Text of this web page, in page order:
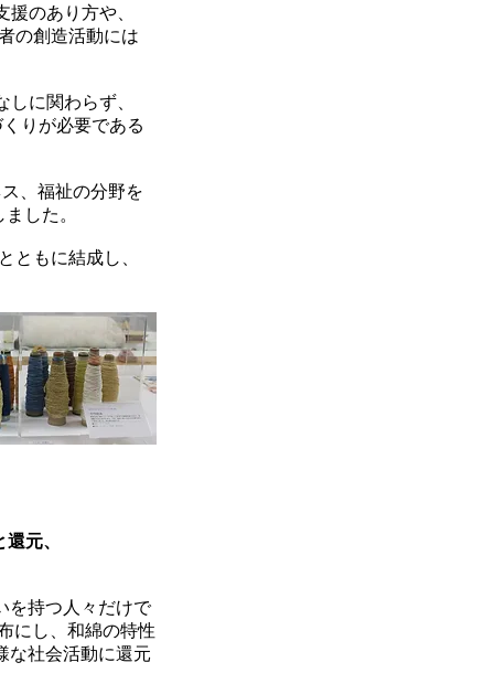
のあり方や、
の創造活動には
に関わらず、
りが必要である
、福祉の分野を
した。
ともに結成し、
元、
を持つ人々だけで
にし、和綿の特性
な社会活動に還元